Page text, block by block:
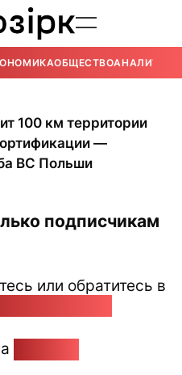
ОБЩЕСТВОАНАЛИТИКА
100 км территории
—
ВС Польши
подписчикам
или обратитесь в